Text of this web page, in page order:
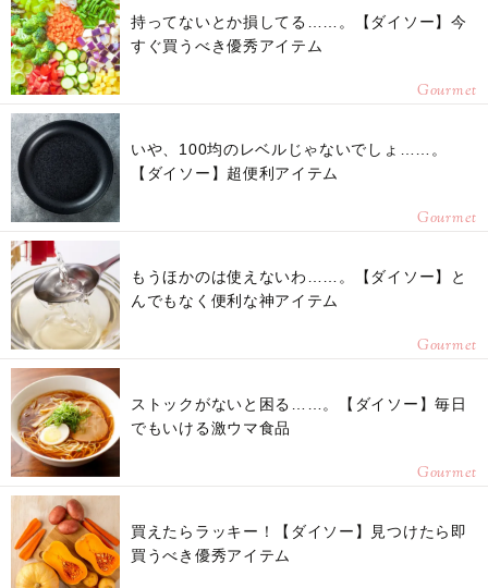
持ってないとか損してる……。【ダイソー】今
すぐ買うべき優秀アイテム
Gourmet
いや、100均のレベルじゃないでしょ……。
【ダイソー】超便利アイテム
Gourmet
もうほかのは使えないわ……。【ダイソー】と
んでもなく便利な神アイテム
Gourmet
ストックがないと困る……。【ダイソー】毎日
でもいける激ウマ食品
Gourmet
買えたらラッキー！【ダイソー】見つけたら即
買うべき優秀アイテム